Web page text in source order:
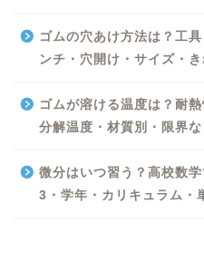
ゴムの穴あけ方法は？工
ンチ・穴開け・サイズ・
ゴムが溶ける温度は？耐
分解温度・材質別・限界な
微分はいつ習う？高校数
3・学年・カリキュラム・